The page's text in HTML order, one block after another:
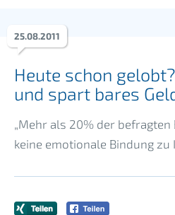
Heute schon
und spart bares
„Mehr als 20% der befragten
keine emotionale Bindung zu
25.08.2011